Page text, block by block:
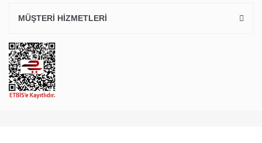
MÜŞTERİ HİZMETLERİ